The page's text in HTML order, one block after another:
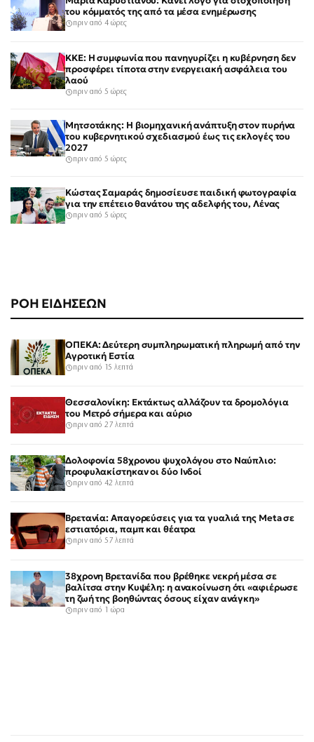
ΡΟΗ ΕΙΔΗΣΕΩΝ
ΟΠΕΚΑ: Δεύτερη συμπληρωματική πληρωμή από την
Αγροτική Εστία
πριν από 15 λεπτά
Θεσσαλονίκη: Εκτάκτως αλλάζουν τα δρομολόγια
του Μετρό σήμερα και αύριο
πριν από 27 λεπτά
Δολοφονία 58χρονου ψυχολόγου στο Ναύπλιο:
προφυλακίστηκαν οι δύο Ινδοί
πριν από 42 λεπτά
Βρετανία: Απαγορεύσεις για τα γυαλιά της Meta σε
εστιατόρια, παμπ και θέατρα
πριν από 57 λεπτά
38χρονη Βρετανίδα που βρέθηκε νεκρή μέσα σε
βαλίτσα στην Κυψέλη: η ανακοίνωση ότι «αφιέρωσε
τη ζωή της βοηθώντας όσους είχαν ανάγκη»
πριν από 1 ώρα
του κόμματός της από τα μέσα ενημέρωσης
πριν από 4 ώρες
ΚΚΕ: Η συμφωνία που πανηγυρίζει η κυβέρνηση δεν
προσφέρει τίποτα στην ενεργειακή ασφάλεια του
λαού
πριν από 5 ώρες
Μητσοτάκης: Η βιομηχανική ανάπτυξη στον πυρήνα
του κυβερνητικού σχεδιασμού έως τις εκλογές του
2027
πριν από 5 ώρες
Κώστας Σαμαράς δημοσίευσε παιδική φωτογραφία
για την επέτειο θανάτου της αδελφής του, Λένας
πριν από 5 ώρες